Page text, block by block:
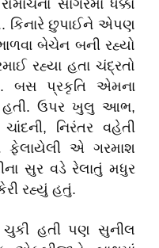
સાગરમાં ધક્કો
કિનારે છુપાઈને એપણ
બેચેન બની રહ્યો
રહ્યા હતા ચંદ્રતો
બસ પ્રકૃતિ એમના
હતી. ઉપર ખુલુ આભ,
નિરંતર વહેતી
ફેલાયેલી એ ગરમાશ
સુર વડે રેલાતું મધુર
રહ્યું હતું.
ચુકી હતી પણ સુનીલ